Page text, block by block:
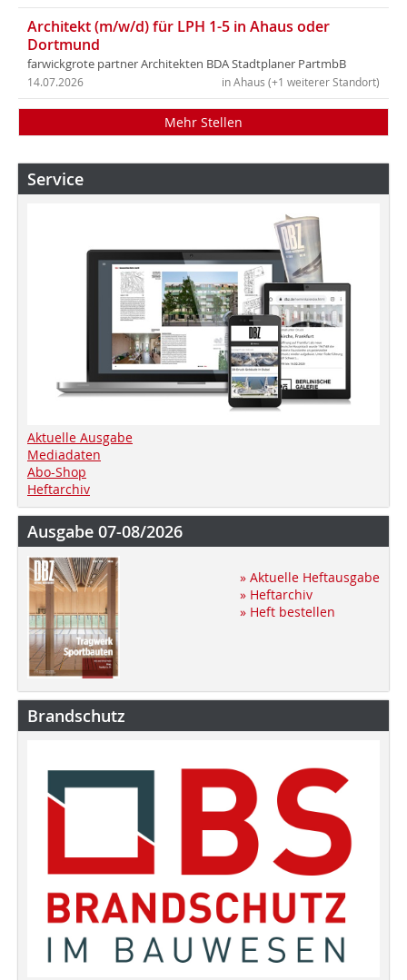
Architekt (m/w/d) für LPH 1-5 in Ahaus oder
Dortmund
farwickgrote partner Architekten BDA Stadtplaner PartmbB
in Ahaus (+1 weiterer Standort)
14.07.2026
Mehr Stellen
Service
Aktuelle Ausgabe
Mediadaten
Abo-Shop
Heftarchiv
Ausgabe 07-08/2026
» Aktuelle Heftausgabe
» Heftarchiv
» Heft bestellen
Brandschutz